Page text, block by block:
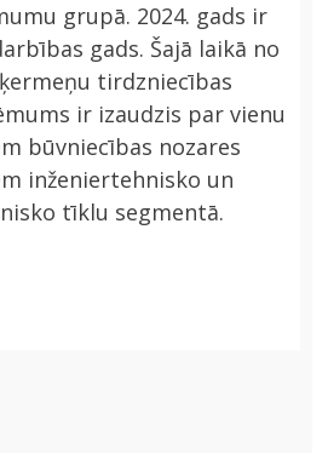
grupā. 2024. gads ir
gads. Šajā laikā no
tirdzniecības
ir izaudzis par vienu
būvniecības nozares
inženiertehnisko un
tīklu segmentā.